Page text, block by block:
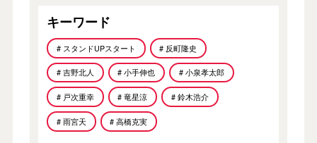
キーワード
# スタンドUPスタート # 反町隆史
# 吉野北人 # 小手伸也 # 小泉孝太郎
# 戸次重幸 # 竜星涼 # 鈴木浩介
# 雨宮天 # 高橋克実